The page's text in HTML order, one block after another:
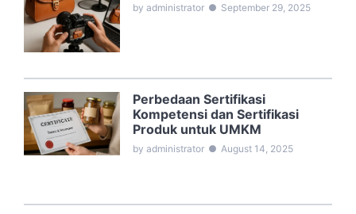
by administrator ● September 29, 2025
Perbedaan Sertifikasi
Kompetensi dan Sertifikasi
Produk untuk UMKM
by administrator ● August 14, 2025